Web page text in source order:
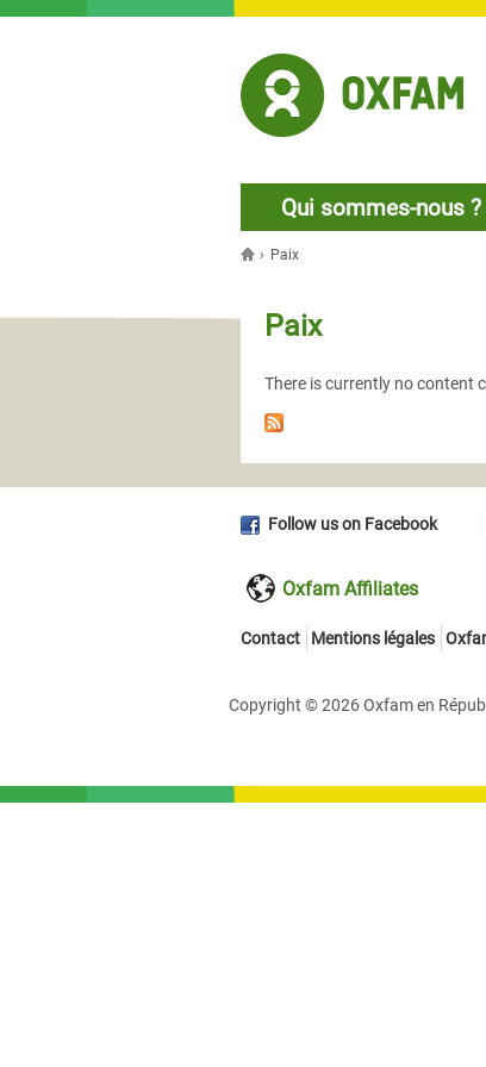
Qui sommes-nous ?
› Paix
Paix
There is currently no content
Follow us on Facebook
Oxfam Affiliates
Contact Mentions légales
Copyright © 2026 Oxfam en